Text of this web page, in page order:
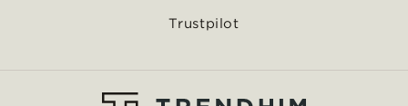
Trustpilot